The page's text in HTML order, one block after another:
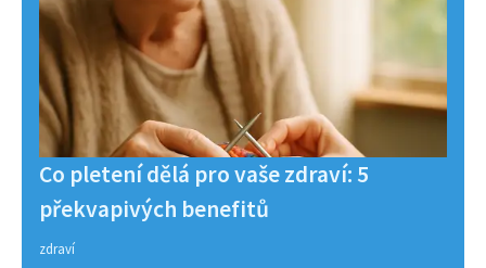
Co pletení dělá pro vaše zdraví: 5
překvapivých benefitů
zdraví